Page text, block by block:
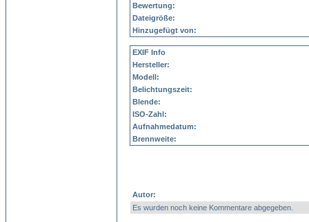
Bewertung:
Dateigröße:
Hinzugefügt von:
EXIF Info
Hersteller:
Modell:
Belichtungszeit:
Blende:
ISO-Zahl:
Aufnahmedatum:
Brennweite:
Autor:
Es wurden noch keine Kommentare abgegeben.